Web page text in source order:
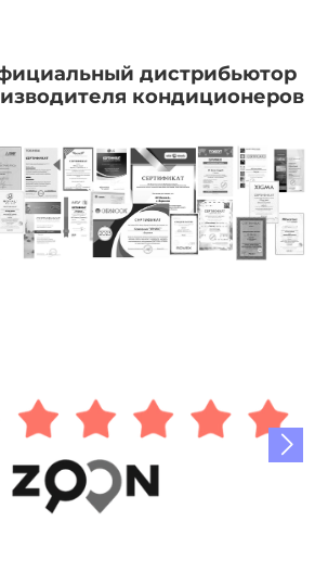
дистрибьютор
кондиционеров